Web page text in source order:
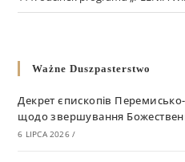
Ważne Duszpasterstwo
Декрет єпископів
щодо звершування
6 LIPCA 2026 /